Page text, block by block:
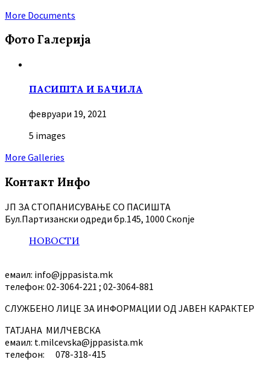
More Documents
Фото Галерија
ПАСИШТА И БАЧИЛА
февруари 19, 2021
5 images
More Galleries
Контакт Инфо
ЈП ЗА СТОПАНИСУВАЊЕ СО ПАСИШТА
Бул.Партизански oдреди бр.145, 1000 Скопје
НОВОСТИ
емаил: info@jppasista.mk
телефон: 02-3064-221 ; 02-3064-881
СЛУЖБЕНО ЛИЦЕ ЗА ИНФОРМАЦИИ ОД ЈАВЕН КАРАКТЕР
ТАТЈАНА МИЛЧЕВСКА
емаил: t.milcevska@jppasista.mk
телефон: 078-318-415